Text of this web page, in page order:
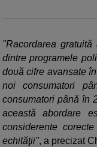
"Racordarea
dintre programele
două cifre avansate
noi consumatori
consumatori până în
această abordare
considerente
echităţii", a precizat